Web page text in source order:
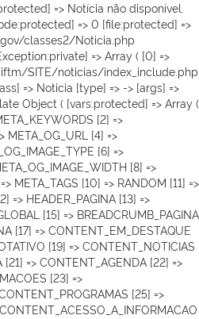
=> Notícia não disponível.
=> 0 [file:protected] =>
classes2/Noticia.php
=> Array ( [0] =>
SITE/noticias/index_include.php
=> Noticia [type] => -> [args] =>
Object ( [vars:protected] => Array (
[2] =>
META_OG_URL [4] =>
[6] =>
[8] =>
META_TAGS [10] => RANDOM [11] =>
=> HEADER_PAGINA [13] =>
[15] => BREADCRUMB_PAGINA
[17] => CONTENT_EM_DESTAQUE
[19] => CONTENT_NOTICIAS
=> CONTENT_AGENDA [22] =>
[23] =>
[25] =>